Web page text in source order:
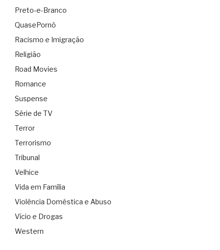
Preto-e-Branco
QuasePornô
Racismo e Imigração
Religião
Road Movies
Romance
Suspense
Série de TV
Terror
Terrorismo
Tribunal
Velhice
Vida em Família
Violência Doméstica e Abuso
Vício e Drogas
Western